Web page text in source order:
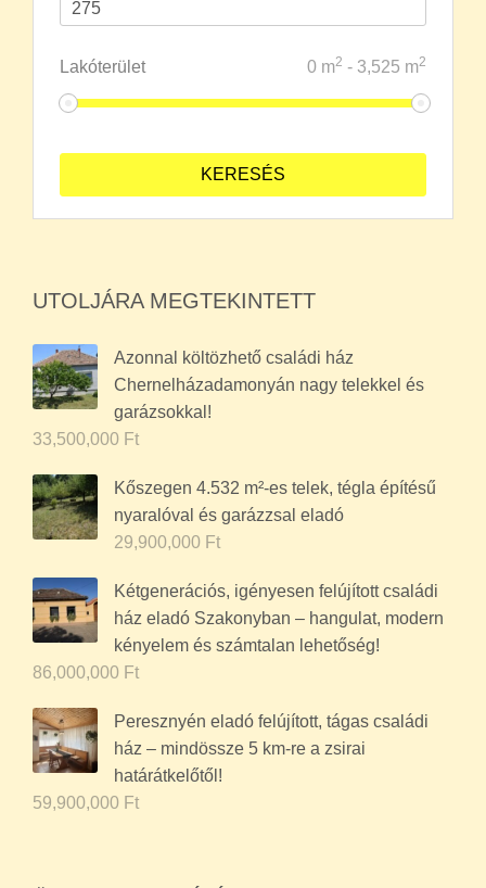
Lakóterület 0 m2 - 3,525 m2
UTOLJÁRA MEGTEKINTETT
Azonnal költözhető családi ház
Chernelházadamonyán nagy telekkel és
garázsokkal!
33,500,000 Ft
Kőszegen 4.532 m²-es telek, tégla építésű
nyaralóval és garázzsal eladó
29,900,000 Ft
Kétgenerációs, igényesen felújított családi
ház eladó Szakonyban – hangulat, modern
kényelem és számtalan lehetőség!
86,000,000 Ft
Peresznyén eladó felújított, tágas családi
ház – mindössze 5 km-re a zsirai
határátkelőtől!
59,900,000 Ft